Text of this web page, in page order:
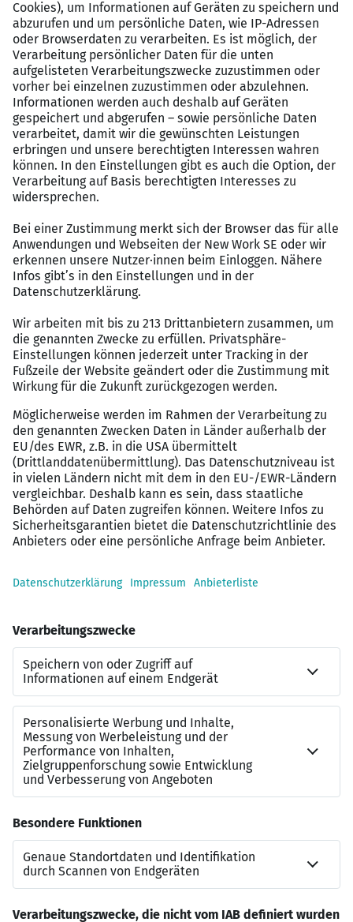
Erfahrung im Immobilienbereich, Notariat oder einer
vergleichbaren Position sind von Vorteil, aber kein Muss.
Lern- und Einsatzbereitschaft sind uns wichtiger als ein
perfekter Lebenslauf.
Qualifikation
Strukturierte und gewissenhafte Arbeitsweise
Hohe Zuverlässigkeit und
Verantwortungsbewusstsein
Sehr gute Ausdrucksweise in Wort und Schrift
Kommunikationsstärke und sicheres Auftreten
Freude an Ordnung, Klarheit und festen Abläufen
Fähigkeit, konzentriert und sauber zu arbeiten
Auge für Ästhetik, Design und hochwertige
Präsentation
Benefits
Modernes Arbeitsumfeld mit hochwertigen
Arbeitsmitteln
Direkte Kommunikation und kurze
Ein eingespieltes Team mit klaren
Zuständigkeiten
Planbarkeit, Stabilität und langfristige
Perspektive
Ein Unternehmen, das Qualität und saubere
Arbeitsweise wertschätzt
„Gute Organisation ist kein Zufall. Sondern eine
Haltung.“